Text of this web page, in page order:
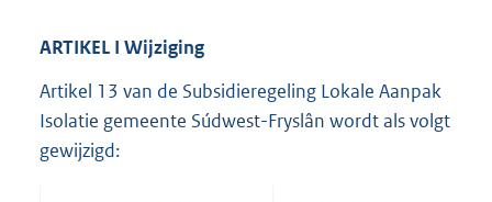
ARTIKEL I Wijziging
Artikel 13 van de Subsidieregeling Lokale Aanpak
Isolatie gemeente Súdwest-Fryslân wordt als volgt
gewijzigd: